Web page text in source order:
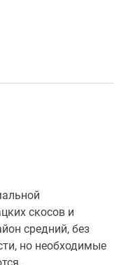
скосов и
средний, без
но необходимые